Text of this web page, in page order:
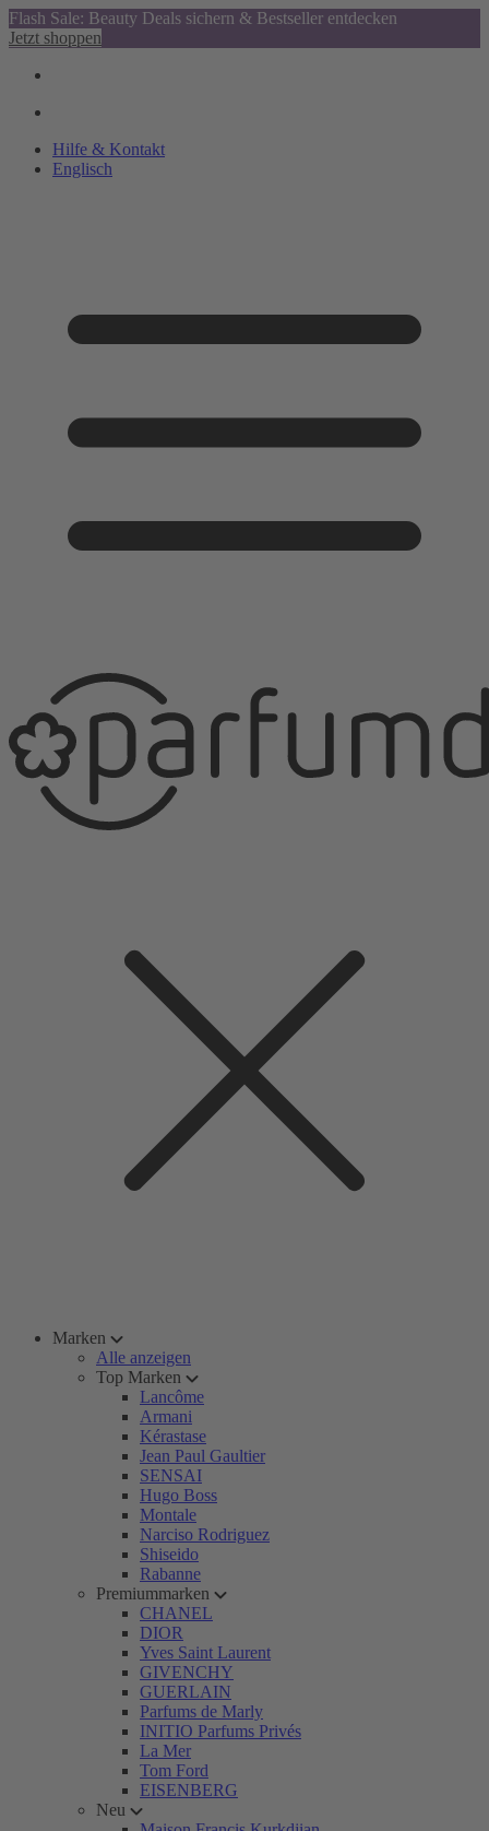
Flash Sale: Beauty Deals sichern & Bestseller entdecken
Jetzt shoppen
Hilfe & Kontakt
Englisch
Marken
Alle anzeigen
Top Marken
Lancôme
Armani
Kérastase
Jean Paul Gaultier
SENSAI
Hugo Boss
Montale
Narciso Rodriguez
Shiseido
Rabanne
Premiummarken
CHANEL
DIOR
Yves Saint Laurent
GIVENCHY
GUERLAIN
Parfums de Marly
INITIO Parfums Privés
La Mer
Tom Ford
EISENBERG
Neu